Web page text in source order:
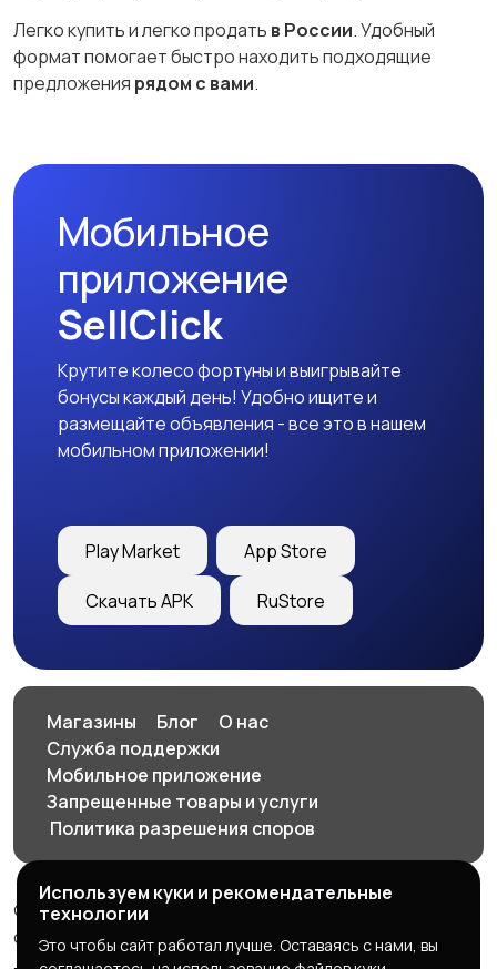
Легко купить и легко продать в России. Удобный
формат помогает быстро находить подходящие
предложения рядом с вами.
Мобильное
приложение
SellClick
Крутите колесо фортуны и выигрывайте
бонусы каждый день! Удобно ищите и
размещайте объявления - все это в нашем
мобильном приложении!
Play Market App Store
Скачать APK RuStore
Магазины Блог
О нас
Служба поддержки
Мобильное приложение
Запрещенные товары и услуги
️ Политика разрешения споров
© 2026 SellClick - доска частных и коммерческих
объявлений
Используем куки и рекомендательные
технологии
Это чтобы сайт работал лучше. Оставаясь с нами, вы